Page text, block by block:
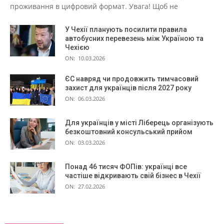
проживання в цифровий формат. Увага! Щоб не
У Чехії планують посилити правила
автобусних перевезень між Україною та
Чехією
ON: 10.03.2026
ЄС навряд чи продовжить тимчасовий
захист для українців після 2027 року
ON: 06.03.2026
Для українців у місті Ліберець організують
безкоштовний консульський прийом
ON: 03.03.2026
Понад 46 тисяч ФОПів: українці все
частіше відкривають свій бізнес в Чехії
ON: 27.02.2026